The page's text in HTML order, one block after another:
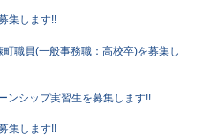
集します!!
職員(一般事務職：高校卒)を募集し
シップ実習生を募集します!!
集します!!